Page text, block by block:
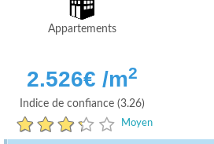
Appartements
2.526€ /m2
Indice de confiance (3.26)
Moyen